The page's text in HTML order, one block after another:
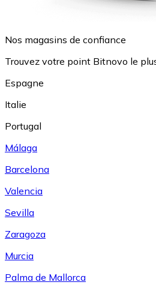
Nos magasins de confiance
Trouvez votre point Bitnovo le
Espagne
Italie
Portugal
Málaga
Barcelona
Valencia
Sevilla
Zaragoza
Murcia
Palma de Mallorca